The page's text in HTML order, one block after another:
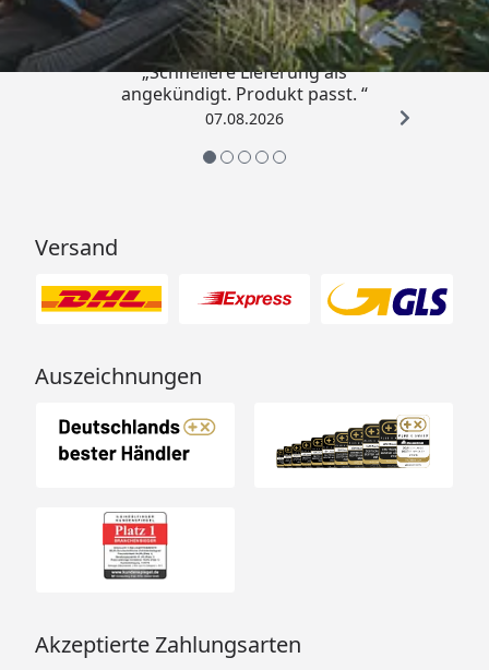
„Schnellere Lieferung als
angekündigt. Produkt passt. “
07.08.2026
Versand
Auszeichnungen
Akzeptierte Zahlungsarten